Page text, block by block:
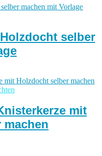
selber
mit
machen